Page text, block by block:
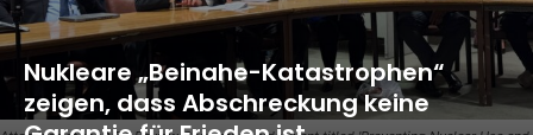
Nukleare „Beinahe-Katastrophen“
zeigen, dass Abschreckung keine